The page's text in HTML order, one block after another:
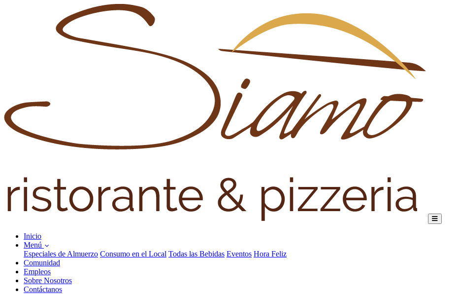
Inicio
Menú
Especiales de Almuerzo Consumo en el Local Todas las Bebidas Eventos Hora Feliz
Comunidad
Empleos
Sobre Nosotros
Contáctanos